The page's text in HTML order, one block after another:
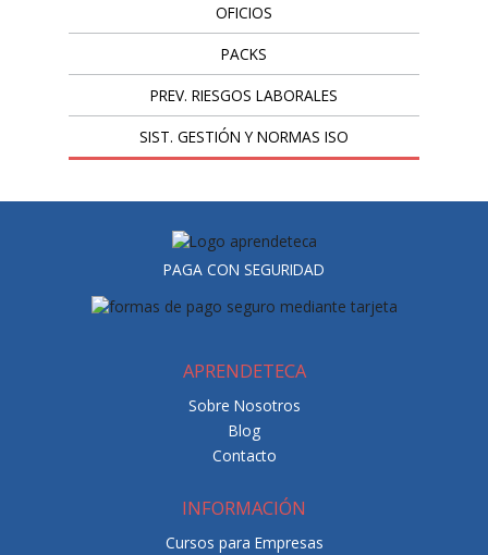
OFICIOS
PACKS
PREV. RIESGOS LABORALES
SIST. GESTIÓN Y NORMAS ISO
PAGA CON SEGURIDAD
APRENDETECA
Sobre Nosotros
Blog
Contacto
INFORMACIÓN
Cursos para Empresas